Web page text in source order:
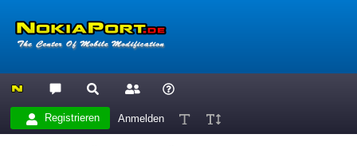
Registrieren Anmelden